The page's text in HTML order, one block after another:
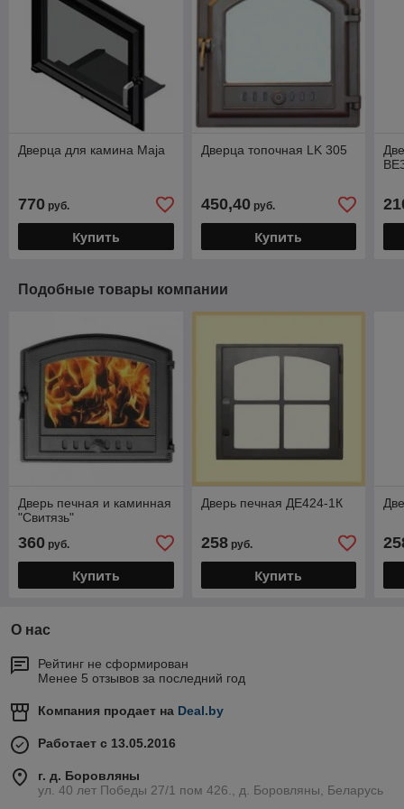
Дверца для камина Maja
770 руб.
Купить
Дверца топочная LK 305
450,40руб.
Купить
Подобные товары компании
Дверь печная и каминная
"Свитязь"
360 руб.
Купить
Дверь печная ДЕ424-1К
258руб.
Купить
О нас
Рейтинг не сформирован
Менее 5 отзывов за последний год
Компания продает на Deal.by
Работает с 13.05.2016
г. д. Боровляны
ул. 40 лет Победы 27/1 пом 426., д. Боровляны, Беларусь